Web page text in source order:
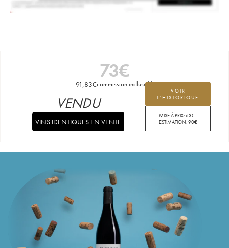
73€
91,83€commission incluse
VOIR
L'HISTORIQUE
MISE À PRIX:63€
ESTIMATION:90€
VENDU
VINS IDENTIQUES EN VENTE